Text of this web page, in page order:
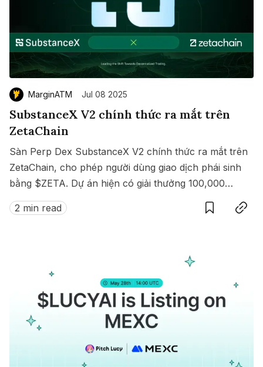
MarginATM Jul 08 2025
SubstanceX V2 chính thức ra mắt trên
ZetaChain
Sàn Perp Dex SubstanceX V2 chính thức ra mắt trên
ZetaChain, cho phép người dùng giao dịch phái sinh
bằng $ZETA. Dự án hiện có giải thưởng 100,000
$ZETA diễn ra từ 8 đến 15/07/2025.
2 min read
SaveCopy link